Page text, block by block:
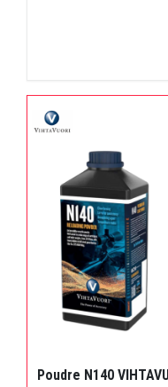
Poudre N140